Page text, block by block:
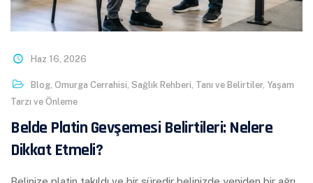
Haz 16, 2026
Blog Omurga Cerrahisi Sağlık Rehberi Tanı ve Belirtiler, Yaşam
Tarzı ve Önleme
Belde Platin Gevşemesi Belirtileri: Nelere
Dikkat Etmeli?